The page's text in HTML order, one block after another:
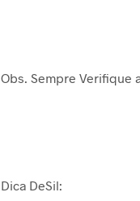
Obs. Sempre Verifique
Dica DeSil: